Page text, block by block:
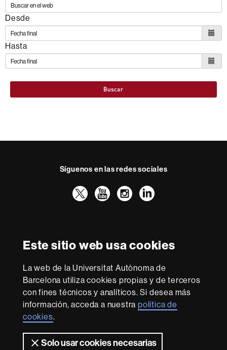
Este sitio web usa cookies
La web de la Universitat Autònoma de
Barcelona utiliza cookies propias y de terceros
con fines técnicos y analíticos. Si desea más
información, acceda a nuestrapolítica de
cookies.
Solo usar cookies necesarias
ODS
Desde
Hasta
Buscar
Síguenos en las redes sociales
TwitterYouTube
Instagram
LinkedIn
Excellence
Research
-
Euraxess
Con la financiación de
Sobre
esta
Aviso legal Protección de datos